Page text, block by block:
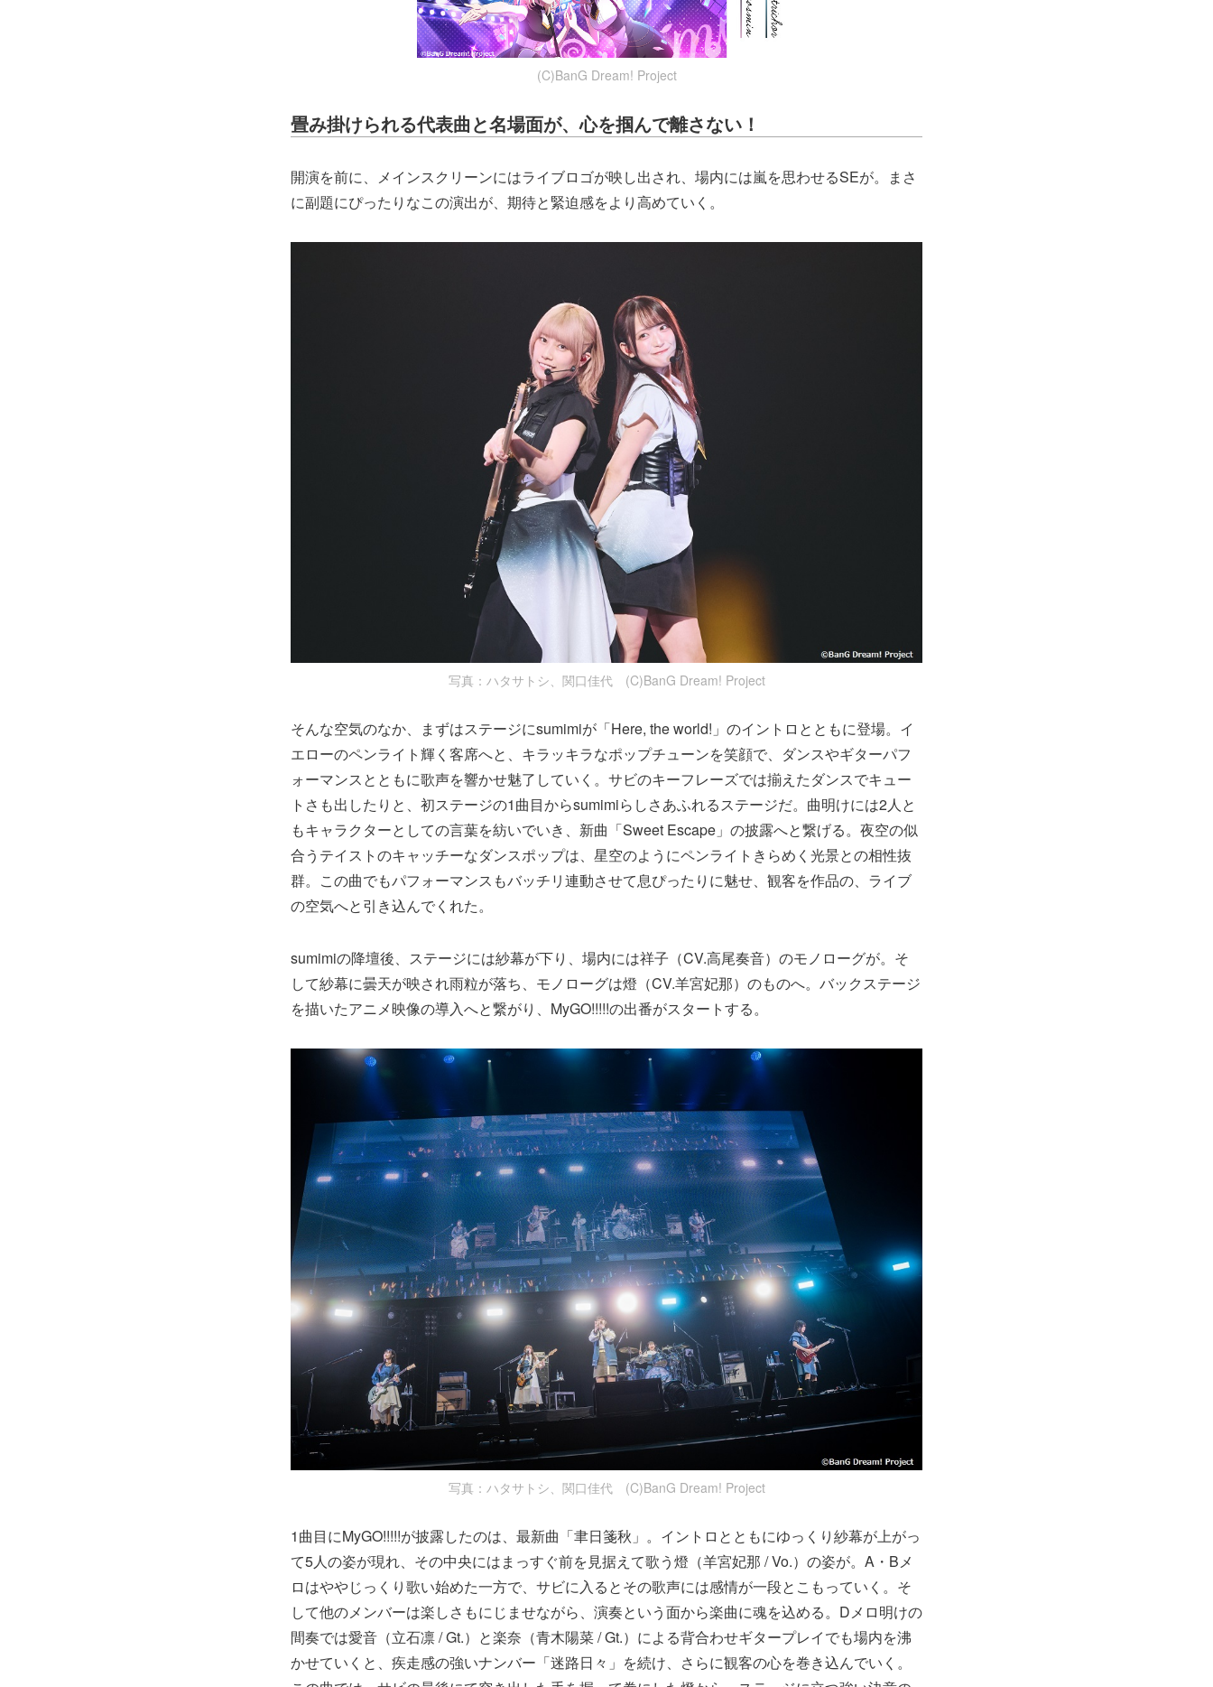
(C)BanG Dream! Project
畳み掛けられる代表曲と名場面が、心を掴んで離さない！
開演を前に、メインスクリーンにはライブロゴが映し出され、場内には嵐を思わせるSEが。まさ
に副題にぴったりなこの演出が、期待と緊迫感をより高めていく。
写真：ハタサトシ、関口佳代 (C)BanG Dream! Project
そんな空気のなか、まずはステージにsumimiが「Here, the world!」のイントロとともに登場。イ
エローのペンライト輝く客席へと、キラッキラなポップチューンを笑顔で、ダンスやギターパフ
ォーマンスとともに歌声を響かせ魅了していく。サビのキーフレーズでは揃えたダンスでキュー
トさも出したりと、初ステージの1曲目からsumimiらしさあふれるステージだ。曲明けには2人と
もキャラクターとしての言葉を紡いでいき、新曲「Sweet Escape」の披露へと繋げる。夜空の似
合うテイストのキャッチーなダンスポップは、星空のようにペンライトきらめく光景との相性抜
群。この曲でもパフォーマンスもバッチリ連動させて息ぴったりに魅せ、観客を作品の、ライブ
の空気へと引き込んでくれた。
sumimiの降壇後、ステージには紗幕が下り、場内には祥子（CV.高尾奏音）のモノローグが。そ
して紗幕に曇天が映され雨粒が落ち、モノローグは燈（CV.羊宮妃那）のものへ。バックステージ
を描いたアニメ映像の導入へと繋がり、MyGO!!!!!の出番がスタートする。
写真：ハタサトシ、関口佳代 (C)BanG Dream! Project
1曲目にMyGO!!!!!が披露したのは、最新曲「聿日箋秋」。イントロとともにゆっくり紗幕が上がっ
て5人の姿が現れ、その中央にはまっすぐ前を見据えて歌う燈（羊宮妃那 / Vo.）の姿が。A・Bメ
ロはややじっくり歌い始めた一方で、サビに入るとその歌声には感情が一段とこもっていく。そ
して他のメンバーは楽しさもにじませながら、演奏という面から楽曲に魂を込める。Dメロ明けの
間奏では愛音（立石凛 / Gt.）と楽奈（青木陽菜 / Gt.）による背合わせギタープレイでも場内を沸
かせていくと、疾走感の強いナンバー「迷路日々」を続け、さらに観客の心を巻き込んでいく。